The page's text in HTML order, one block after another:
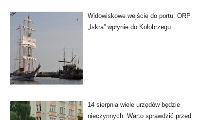
Widowiskowe wejście do portu: ORP
„Iskra” wpłynie do Kołobrzegu
14 sierpnia wiele urzędów będzie
nieczynnych. Warto sprawdzić przed